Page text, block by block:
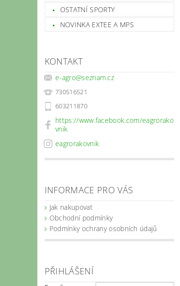
OSTATNÍ SPORTY
NOVINKA EXTEE A MPS
KONTAKT
e-agro@seznam.cz
730516521
603211870
https://www.facebook.com/eagrorako
vnik
eagrorakovnik
INFORMACE PRO VÁS
Jak nakupovat
Obchodní podmínky
Podmínky ochrany osobních údajů
PŘIHLÁŠENÍ